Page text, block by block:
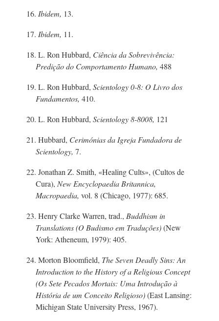
16. Ibidem, 13.
17. Ibidem, 11.
18. L. Ron Hubbard, Ciência da Sobrevivência:
Predição do Comportamento Humano, 488
19. L. Ron Hubbard, Scientology0-8: O Livro dos
Fundamentos, 410.
20. L. Ron Hubbard, Scientology8-8008, 121
21. Hubbard, Cerimónias da Igreja Fundadora de
Scientology, 7.
22. Jonathan Z. Smith, «Healing Cults», (Cultos de
Cura), New Encyclopaedia Britannica,
Macropaedia, vol. 8 (Chicago, 1977): 685.
23. Henry Clarke Warren, trad., Buddhism in
Translations (O Budismo em Traduções)(New
York: Atheneum, 1979): 405.
24. Morton Bloomfield, The Seven Deadly Sins: An
Introduction to the History of a Religious Concept
(Os Sete Pecados Mortais: Uma Introdução à
História de um Conceito Religioso)(East Lansing:
Michigan State University Press, 1967).